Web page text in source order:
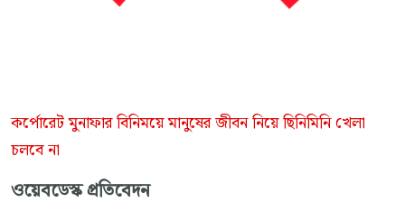
কর্পোরেট মুনাফার বিনিময়ে মানুষের জীবন নিয়ে ছিনিমিনি খেলা
চলবে না
ওয়েবডেস্ক প্রতিবেদন